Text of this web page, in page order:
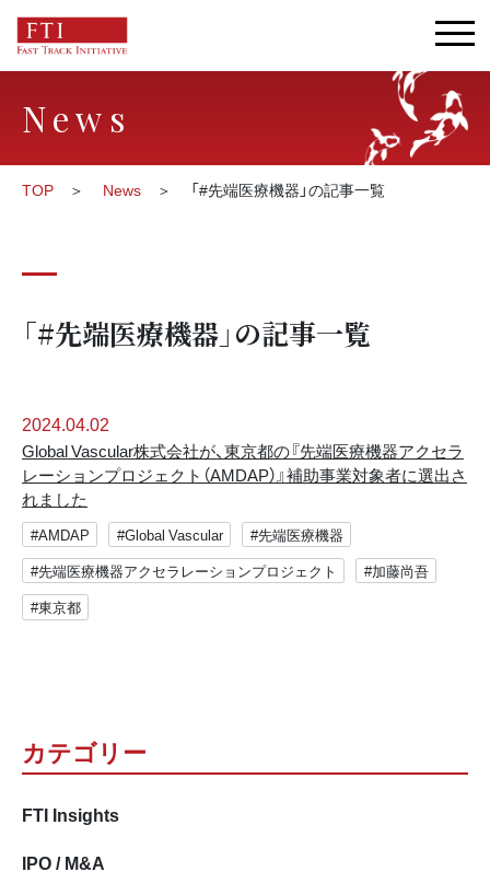
News
TOP News 「#先端医療機器」の記事一覧
カテゴリー
FTI Insights
IPO / M&A
「#先端医療機器」の記事一覧
2024.04.02
Global Vascular株式会社が、東京都の『先端医療機器アクセラ
レーションプロジェクト（AMDAP）』補助事業対象者に選出さ
れました
#AMDAP #Global Vascular
#先端医療機器
#先端医療機器アクセラレーションプロジェクト
#加藤尚吾
#東京都